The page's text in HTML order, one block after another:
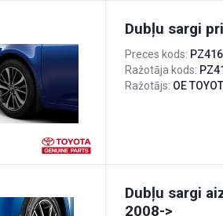
Dubļu sargi
Preces kods:
Ražotāja kods:
Ražotājs: OE
Dubļu sargi
2008->